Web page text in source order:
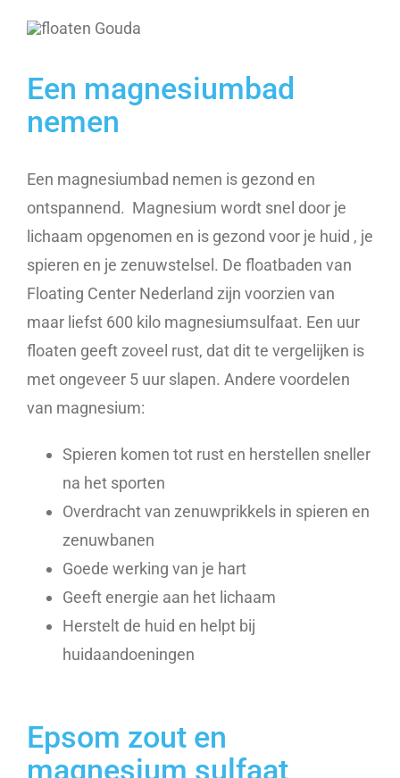
Een magnesiumbad
nemen
Een magnesiumbad nemen is gezond en
ontspannend. Magnesium wordt snel door je
lichaam opgenomen en is gezond voor je huid , je
spieren en je zenuwstelsel. De floatbaden van
Floating Center Nederland zijn voorzien van
maar liefst 600 kilo magnesiumsulfaat. Een uur
floaten geeft zoveel rust, dat dit te vergelijken is
met ongeveer 5 uur slapen. Andere voordelen
van magnesium:
Spieren komen tot rust en herstellen sneller
na het sporten
Overdracht van zenuwprikkels in spieren en
zenuwbanen
Goede werking van je hart
Geeft energie aan het lichaam
Herstelt de huid en helpt bij
huidaandoeningen
Epsom zout en
magnesium sulfaat